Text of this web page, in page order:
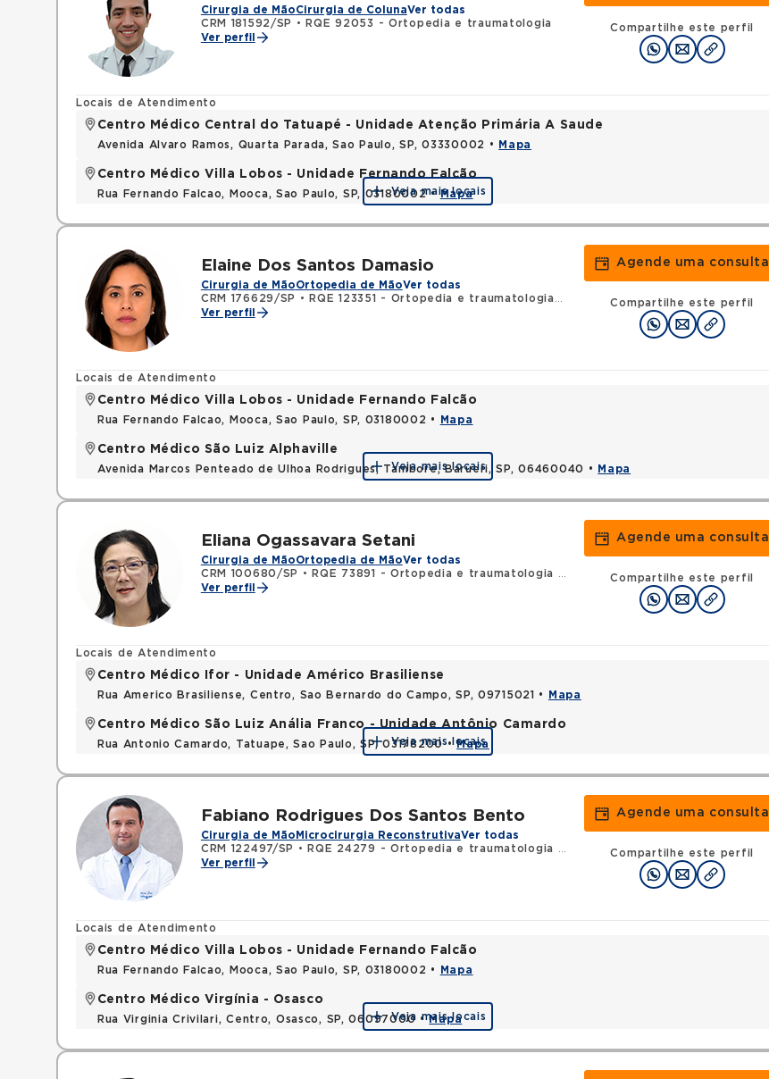
Cirurgia de MãoCirurgia de ColunaVer todas
CRM 181592/SP
•
RQE 92053 - Ortopedia e traumatologia
Ver perfil
Compartilhe este perfil
Locais de Atendimento
Centro Médico Central do Tatuapé - Unidade Atenção Primária A Saude
Avenida Alvaro Ramos, Quarta Parada, Sao Paulo, SP, 03330002 • Mapa
Centro Médico Villa Lobos - Unidade Fernando Falcão
Rua Fernando Falcao, Mooca, Sao Paulo, SP, 03180002 •Mapa
Veja mais locais
Elaine Dos Santos Damasio
Cirurgia de MãoOrtopedia de MãoVer todas
CRM 176629/SP
• RQE 123351 - Ortopedia e traumatologia
RQE 136232 - Cirurgia da mão
Ver perfil
Agende uma consulta
Compartilhe este perfil
Locais de Atendimento
Centro Médico Villa Lobos - Unidade Fernando Falcão
Rua Fernando Falcao, Mooca, Sao Paulo, SP, 03180002 • Mapa
Centro Médico São Luiz Alphaville
Avenida Marcos Penteado de Ulhoa Rodrigues, Tambore, Barueri, SP, 06460040 • Mapa
Veja mais locais
Eliana Ogassavara Setani
Cirurgia de MãoOrtopedia de MãoVer todas
CRM 100680/SP
• RQE 73891 - Ortopedia e traumatologia
RQE 73892 - Cirurgia da mão
Ver perfil
Agende uma consulta
Compartilhe este perfil
Locais de Atendimento
Centro Médico Ifor - Unidade Américo Brasiliense
Rua Americo Brasiliense, Centro, Sao Bernardo do Campo, SP, 09715021 • Mapa
Centro Médico São Luiz Anália Franco - Unidade Antônio Camardo
Rua Antonio Camardo, Tatuape, Sao Paulo, SP, 03178200 •Mapa
Veja mais locais
Fabiano Rodrigues Dos Santos Bento
Cirurgia de Mão Microcirurgia ReconstrutivaVer todas
CRM 122497/SP
• RQE 24279 - Ortopedia e traumatologia
RQE 27769 - Cirurgia da mão
Ver perfil
Agende uma consulta
Compartilhe este perfil
Locais de Atendimento
Centro Médico Villa Lobos - Unidade Fernando Falcão
Rua Fernando Falcao, Mooca, Sao Paulo, SP, 03180002 • Mapa
Centro Médico Virgínia - Osasco
Rua Virginia Crivilari, Centro, Osasco, SP, 06097000 •Mapa
Veja mais locais